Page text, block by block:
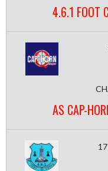
4.6.1 FOOT
AS CAP-